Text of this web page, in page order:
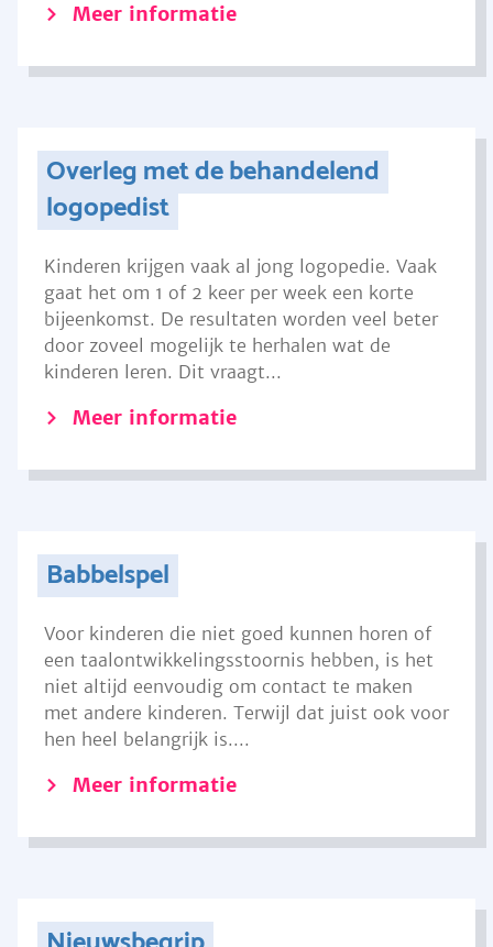
Meer informatie
Overleg met de behandelend
logopedist
Kinderen krijgen vaak al jong logopedie. Vaak
gaat het om 1 of 2 keer per week een korte
bijeenkomst. De resultaten worden veel beter
door zoveel mogelijk te herhalen wat de
kinderen leren. Dit vraagt...
Meer informatie
Babbelspel
Voor kinderen die niet goed kunnen horen of
een taalontwikkelingsstoornis hebben, is het
niet altijd eenvoudig om contact te maken
met andere kinderen. Terwijl dat juist ook voor
hen heel belangrijk is....
Meer informatie